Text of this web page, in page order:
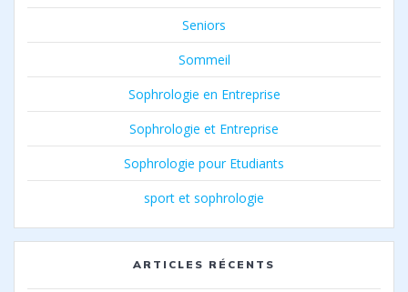
Seniors
Sommeil
Sophrologie en Entreprise
Sophrologie et Entreprise
Sophrologie pour Etudiants
sport et sophrologie
ARTICLES RÉCENTS